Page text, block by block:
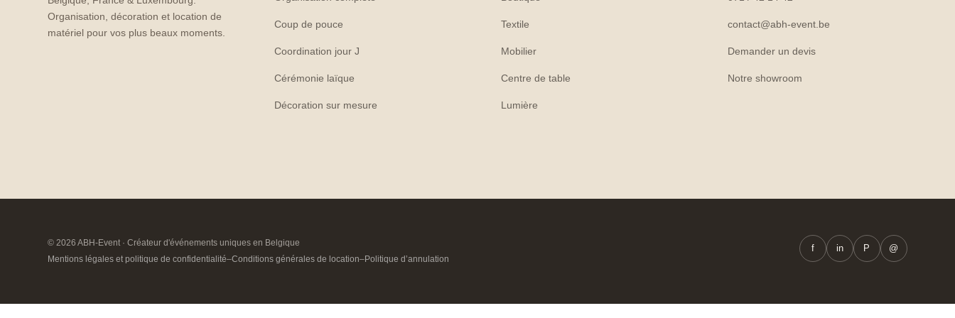
Organisation, décoration et location de
matériel pour vos plus beaux moments.
Coup de pouce
Coordination jour J
Cérémonie laïque
Décoration sur mesure
Textile
Mobilier
Centre de table
Lumière
contact@abh-event.be
Demander un devis
Notre showroom
© 2026 ABH-Event · Créateur d'événements uniques en Belgique
Mentions légales et politique de confidentialité–Conditions générales de location–Politique d’annulation
f in P @